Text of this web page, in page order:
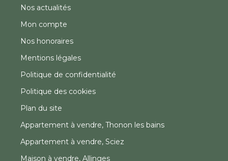
Nos actualités
Mon compte
Nos honoraires
Mentions légales
Politique de confidentialité
Politique des cookies
Plan du site
Appartement à vendre, Thonon les bains
Appartement à vendre, Sciez
Maison à vendre, Allinges